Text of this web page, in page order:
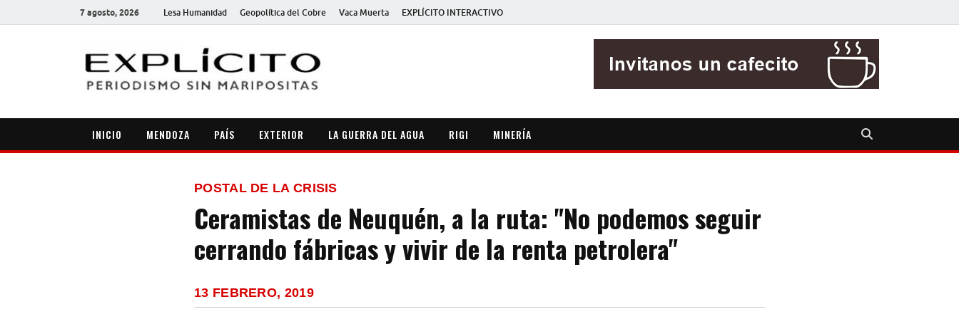
7 agosto, 2026 Lesa Humanidad Geopolítica del Cobre Vaca Muerta EXPLÍCITO INTERACTIVO
INICIO MENDOZA PAÍS EXTERIOR LA GUERRA DEL AGUA RIGI MINERÍA
POSTAL DE LA CRISIS
Ceramistas de Neuquén, a la ruta: "No podemos seguir
cerrando fábricas y vivir de la renta petrolera"
13 FEBRERO, 2019